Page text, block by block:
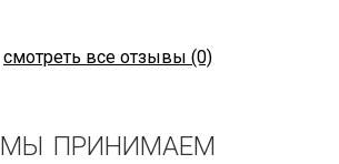
смотреть все отзывы (0)
МЫ ПРИНИМАЕМ